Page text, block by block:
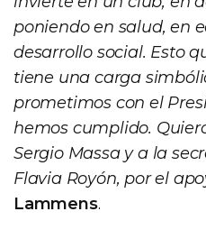
poniendo en salud, en
desarrollo social. Esto
tiene una carga
prometimos con el
hemos cumplido.
Sergio Massa y a la
Flavia Royón, por el
Lammens.